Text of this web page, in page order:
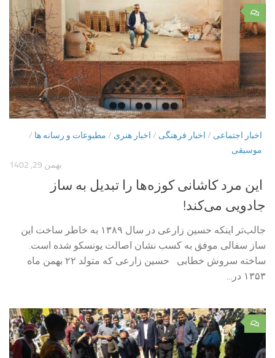
۰
اخبار اجتماعی / اخبار فرهنگی / اخبار هنری / مطبوعات و رسانه ها /
موسیقی
بهمن 29, 1402
این مرد کاشانی کوزه‌ها را تبدیل به ساز
جادویی می‌کند!
جالب‌تر اینکه حسین زارعی در سال ۱۳۸۹ به خاطر ساخت این
ساز سفالی موفق به کسب نشان اصالت یونسکو شده است.
ساخته سروش خطابی حسین زارعی که متولد ۲۲ بهمن ماه
۱۳۵۳ در...
۰